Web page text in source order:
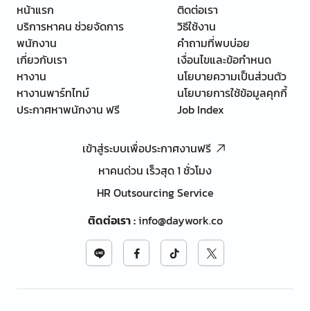
หน้าแรก
บริการหาคน ช่วยจัดการ
พนักงาน
เกี่ยวกับเรา
หางาน
หางานพาร์ทไทม์
ประกาศหาพนักงาน ฟรี
ติดต่อเรา
วิธีใช้งาน
คำถามที่พบบ่อย
เงื่อนไขและข้อกำหนด
นโยบายความเป็นส่วนตัว
นโยบายการใช้ข้อมูลคุกกี้
Job Index
เข้าสู่ระบบเพื่อประกาศงานฟรี
หาคนด่วน เร็วสุด 1 ชั่วโมง
HR Outsourcing Service
ติดต่อเรา:info@daywork.co